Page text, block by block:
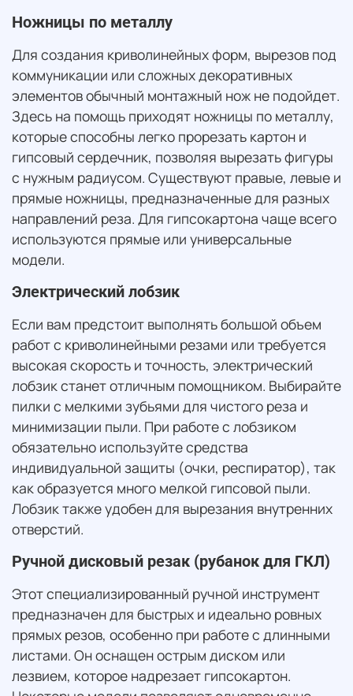
Ножницы по металлу
Для создания криволинейных форм, вырезов под
коммуникации или сложных декоративных
элементов обычный монтажный нож не подойдет.
Здесь на помощь приходят ножницы по металлу,
которые способны легко прорезать картон и
гипсовый сердечник, позволяя вырезать фигуры
с нужным радиусом. Существуют правые, левые и
прямые ножницы, предназначенные для разных
направлений реза. Для гипсокартона чаще всего
используются прямые или универсальные
модели.
Электрический лобзик
Если вам предстоит выполнять большой объем
работ с криволинейными резами или требуется
высокая скорость и точность, электрический
лобзик станет отличным помощником. Выбирайте
пилки с мелкими зубьями для чистого реза и
минимизации пыли. При работе с лобзиком
обязательно используйте средства
индивидуальной защиты (очки, респиратор), так
как образуется много мелкой гипсовой пыли.
Лобзик также удобен для вырезания внутренних
отверстий.
Ручной дисковый резак (рубанок для ГКЛ)
Этот специализированный ручной инструмент
предназначен для быстрых и идеально ровных
прямых резов, особенно при работе с длинными
листами. Он оснащен острым диском или
лезвием, которое надрезает гипсокартон.